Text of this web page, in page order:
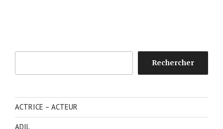
Rechercher
ACTRICE – ACTEUR
ADIL